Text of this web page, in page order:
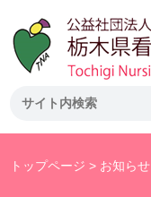
トップページ > お知らせ